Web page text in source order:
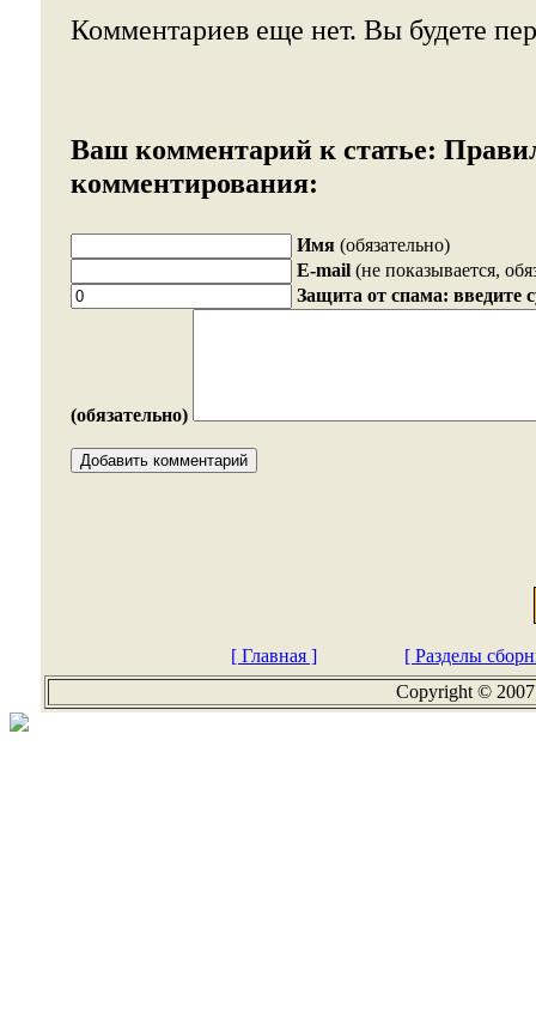
Комментариев еще нет. Вы будете
Ваш комментарий к статье:
комментирования:
Имя (обязательно)
E-mail (не показывается,
Защита от спама: введите
(обязательно)
[ Главная ]
[ Разделы
Copyright ©